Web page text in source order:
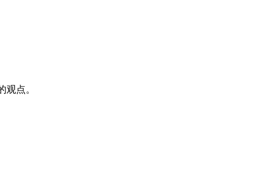
点。